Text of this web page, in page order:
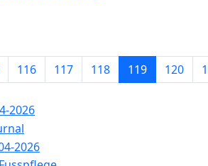
116 117 118 119 120